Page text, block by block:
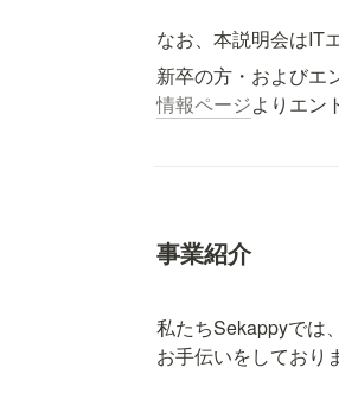
なお、本説明会はIT
新卒の方・およびエ
情報ページよりエン
事業紹介
私たちSekappyでは
お手伝いをしており